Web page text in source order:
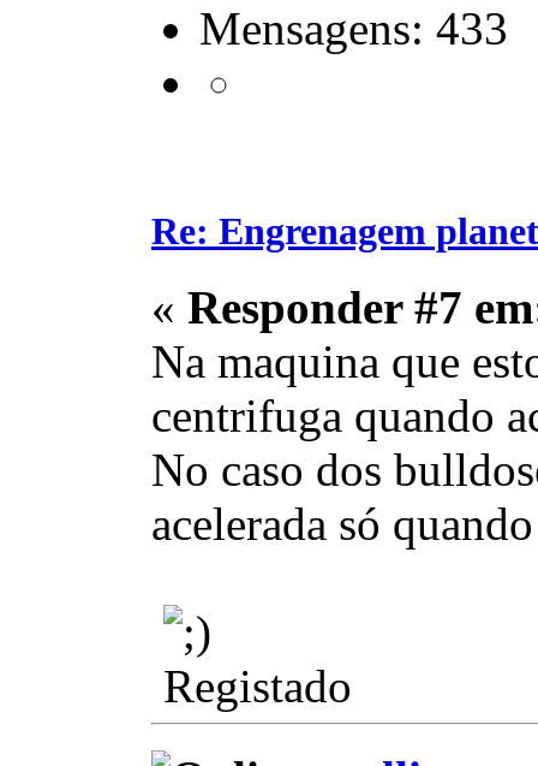
Mensagens: 433
Re: Engrenagem
« Responder #7
Na maquina que
centrifuga quando
No caso dos
acelerada só
Registado